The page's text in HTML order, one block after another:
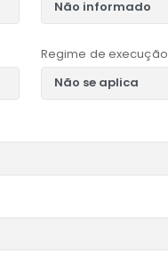
Regime de execução